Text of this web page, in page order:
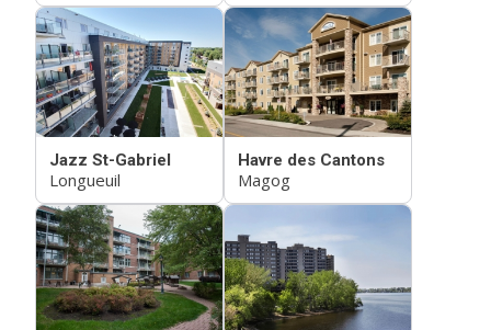
Jazz St-Gabriel
Longueuil
Havre des Cantons
Magog